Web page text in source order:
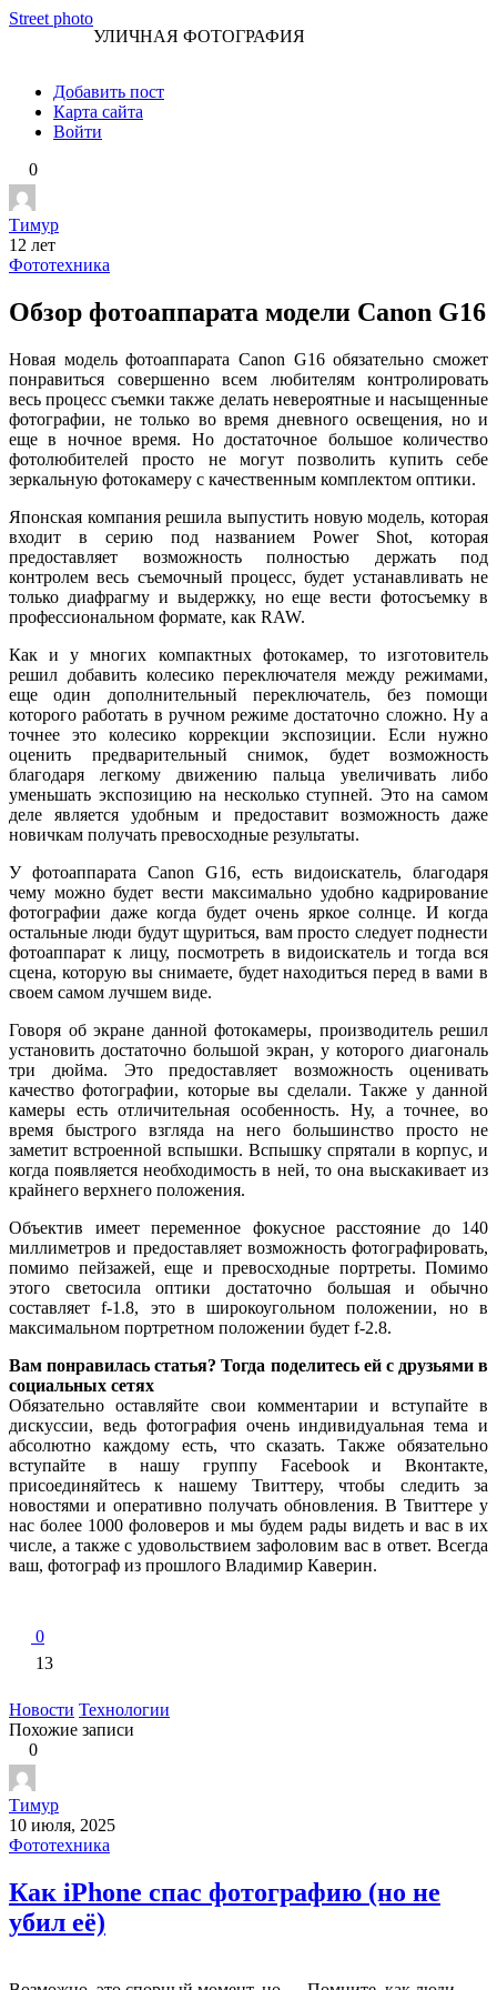
Перейти
Street photo
УЛИЧНАЯ ФОТОГРАФИЯ
Добавить пост
Карта сайта
Войти
0
Тимур
12 лет
Фототехника
Обзор фотоаппарата модели Canon G16
Новая модель фотоаппарата Canon G16 обязательно сможет
понравиться совершенно всем любителям контролировать
весь процесс съемки также делать невероятные и насыщенные
фотографии, не только во время дневного освещения, но и
еще в ночное время. Но достаточное большое количество
фотолюбителей просто не могут позволить купить себе
зеркальную фотокамеру с качественным комплектом оптики.
Японская компания решила выпустить новую модель, которая
входит в серию под названием Power Shot, которая
предоставляет возможность полностью держать под
контролем весь съемочный процесс, будет устанавливать не
только диафрагму и выдержку, но еще вести фотосъемку в
профессиональном формате, как RAW.
Как и у многих компактных фотокамер, то изготовитель
решил добавить колесико переключателя между режимами,
еще один дополнительный переключатель, без помощи
которого работать в ручном режиме достаточно сложно. Ну а
точнее это колесико коррекции экспозиции. Если нужно
оценить предварительный снимок, будет возможность
благодаря легкому движению пальца увеличивать либо
уменьшать экспозицию на несколько ступней. Это на самом
деле является удобным и предоставит возможность даже
новичкам получать превосходные результаты.
У фотоаппарата Canon G16, есть видоискатель, благодаря
чему можно будет вести максимально удобно кадрирование
фотографии даже когда будет очень яркое солнце. И когда
остальные люди будут щуриться, вам просто следует поднести
фотоаппарат к лицу, посмотреть в видоискатель и тогда вся
сцена, которую вы снимаете, будет находиться перед в вами в
своем самом лучшем виде.
Говоря об экране данной фотокамеры, производитель решил
установить достаточно большой экран, у которого диагональ
три дюйма. Это предоставляет возможность оценивать
качество фотографии, которые вы сделали. Также у данной
камеры есть отличительная особенность. Ну, а точнее, во
время быстрого взгляда на него большинство просто не
заметит встроенной вспышки. Вспышку спрятали в корпус, и
когда появляется необходимость в ней, то она выскакивает из
крайнего верхнего положения.
Объектив имеет переменное фокусное расстояние до 140
миллиметров и предоставляет возможность фотографировать,
помимо пейзажей, еще и превосходные портреты. Помимо
этого светосила оптики достаточно большая и обычно
составляет f-1.8, это в широкоугольном положении, но в
максимальном портретном положении будет f-2.8.
Вам понравилась статья? Тогда поделитесь ей с друзьями в
социальных сетях
Обязательно оставляйте свои комментарии и вступайте в
дискуссии, ведь фотография очень индивидуальная тема и
абсолютно каждому есть, что сказать. Также обязательно
вступайте в нашу группу Facebook и Вконтакте,
присоединяйтесь к нашему Твиттеру, чтобы следить за
новостями и оперативно получать обновления. В Твиттере у
нас более 1000 фоловеров и мы будем рады видеть и вас в их
числе, а также с удовольствием зафоловим вас в ответ. Всегда
ваш, фотограф из прошлого Владимир Каверин.
0
13
Новости Технологии
Похожие записи
0
Тимур
10 июля, 2025
Фототехника
Как iPhone спас фотографию (но не
убил её)